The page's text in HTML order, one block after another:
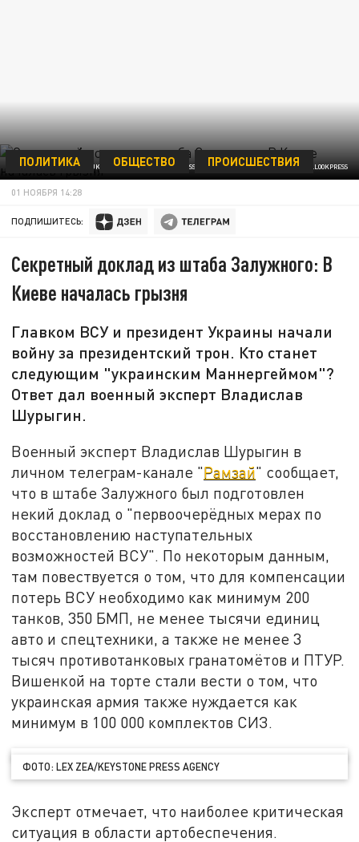
UKRAINIAN PRESIDENTIAL PRESS OFF/KEYSTONE PRESS AGENCY/GLOBALLOOKPRESS
ПОЛИТИКА ОБЩЕСТВО ПРОИСШЕСТВИЯ
01 НОЯБРЯ 14:28
ПОДПИШИТЕСЬ:
Секретный доклад из штаба Залужного: В
Киеве началась грызня
Главком ВСУ и президент Украины начали
войну за президентский трон. Кто станет
следующим "украинским Маннергеймом"?
Ответ дал военный эксперт Владислав
Шурыгин.
Военный эксперт Владислав Шурыгин в
личном телеграм-канале "Рамзай" сообщает,
что в штабе Залужного был подготовлен
некий доклад о "первоочерёдных мерах по
восстановлению наступательных
возможностей ВСУ". По некоторым данным,
там повествуется о том, что для компенсации
потерь ВСУ необходимо как минимум 200
танков, 350 БМП, не менее тысячи единиц
авто и спецтехники, а также не менее 3
тысяч противотанковых гранатомётов и ПТУР.
Вишенкой на торте стали вести о том, что
украинская армия также нуждается как
минимум в 100 000 комплектов СИЗ.
ФОТО: LEX ZEA/KEYSTONE PRESS AGENCY
Эксперт отмечает, что наиболее критическая
ситуация в области артобеспечения.